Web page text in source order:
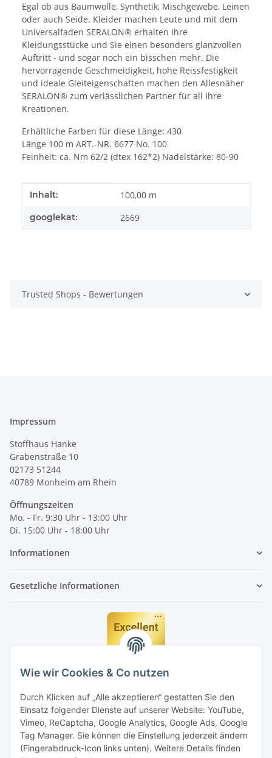
Wie wir Cookies & Co nutzen
Durch Klicken auf „Alle akzeptieren“ gestatten Sie den
Einsatz folgender Dienste auf unserer Website: YouTube,
Vimeo, ReCaptcha, Google Analytics, Google Ads, Google
Tag Manager. Sie können die Einstellung jederzeit ändern
(Fingerabdruck-Icon links unten). Weitere Details finden
Egal ob aus Baumwolle, Synthetik, Mischgewebe, Leinen
oder auch Seide. Kleider machen Leute und mit dem
Universalfaden SERALON® erhalten Ihre
Kleidungsstücke und Sie einen besonders glanzvollen
Auftritt - und sogar noch ein bisschen mehr. Die
hervorragende Geschmeidigkeit, hohe Reissfestigkeit
und ideale Gleiteigenschaften machen den Allesnäher
SERALON® zum verlässlichen Partner für all Ihre
Kreationen.
Erhältliche Farben für diese Länge: 430
Länge 100 m ART.-NR. 6677 No. 100
Feinheit: ca. Nm 62/2 (dtex 162*2) Nadelstärke: 80-90
Produkteigenschaft
Wert
Inhalt: 100,00 m
googlekat: 2669
Trusted Shops - Bewertungen
Impressum
Stoffhaus Hanke
Grabenstraße 10
02173 51244
40789 Monheim am Rhein
Öffnungszeiten
Mo. - Fr. 9:30 Uhr - 13:00 Uhr
Di. 15:00 Uhr - 18:00 Uhr
Informationen
Gesetzliche Informationen